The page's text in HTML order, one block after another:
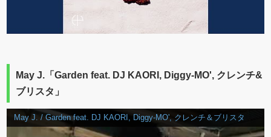
May J.「Garden feat. DJ KAORI, Diggy-MO', クレンチ&
ブリスタ」
May J. / Garden feat. DJ KAORI, Diggy-MO', クレンチ＆ブリスタ